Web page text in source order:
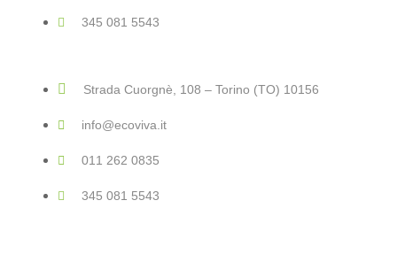
345 081 5543
Strada Cuorgnè, 108 – Torino (TO) 10156
info@ecoviva.it
011 262 0835
345 081 5543